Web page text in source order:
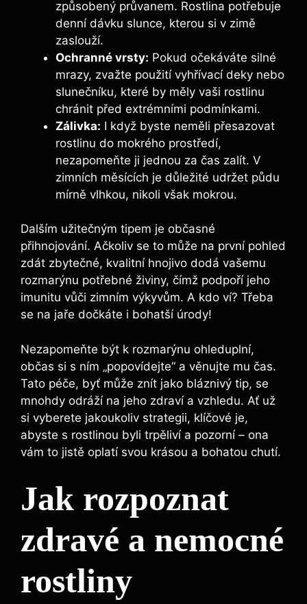
způsobený průvanem. Rostlina potřebuje
denní dávku slunce, kterou si v zimě
zaslouží.
Ochranné vrsty: Pokud očekáváte silné
mrazy, zvažte použití vyhřívací deky nebo
slunečníku, které by měly vaši rostlinu
chránit před extrémními podmínkami.
Zálivka: I když byste neměli přesazovat
rostlinu do mokrého prostředí,
nezapomeňte ji jednou za čas zalít. V
zimních měsících je důležité udržet půdu
mírně vlhkou, nikoli však mokrou.
Dalším užitečným tipem je občasné
přihnojování. Ačkoliv se to může na první pohled
zdát zbytečné, kvalitní hnojivo dodá vašemu
rozmarýnu potřebné živiny, čímž podpoří jeho
imunitu vůči zimním výkyvům. A kdo ví? Třeba
se na jaře dočkáte i bohatší úrody!
Nezapomeňte být k rozmarýnu ohleduplní,
občas si s ním „popovídejte“ a věnujte mu čas.
Tato péče, byť může znít jako bláznivý tip, se
mnohdy odráží na jeho zdraví a vzhledu. Ať už
si vyberete jakoukoliv strategii, klíčové je,
abyste s rostlinou byli trpěliví a pozorní – ona
vám to jistě oplatí svou krásou a bohatou chutí.
Jak rozpoznat
zdravé a nemocné
rostliny